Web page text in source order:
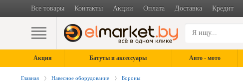
Все товары Контакты Акции Оплата Доставка Кредит
Акция Батуты и аксессуары Авто - мото
Главная Навесное оборудование Бороны